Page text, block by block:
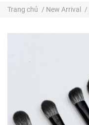
Trang chủ / New Arrival /